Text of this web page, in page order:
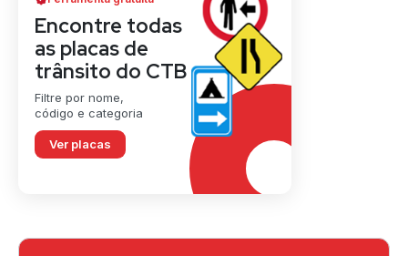
Encontre todas
as placas de
trânsito do CTB
Filtre por nome,
código e categoria
Ver placas